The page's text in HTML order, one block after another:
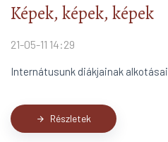
Képek, képek, képek
21-05-11 14:29
Internátusunk diákjainak alkotásai
arrow_forward Részletek